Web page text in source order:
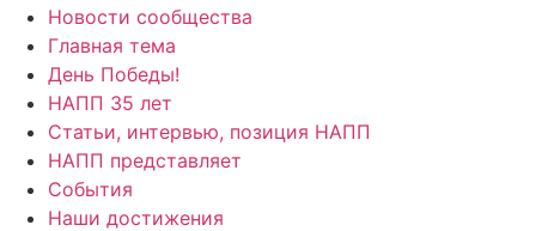
Новости сообщества
Главная тема
День Победы!
НАПП 35 лет
Статьи, интервью, позиция НАПП
НАПП представляет
События
Наши достижения